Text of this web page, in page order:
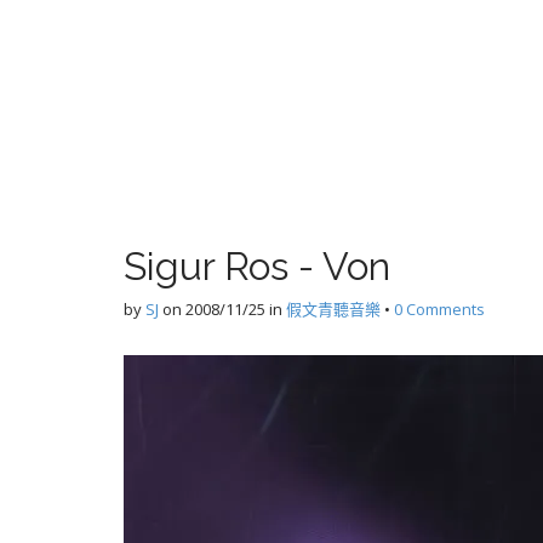
Sigur Ros - Von
by SJ on 2008/11/25 in 假文青聽音樂 • 0 Comments